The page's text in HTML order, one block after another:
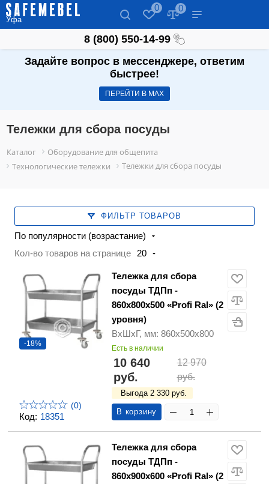
Уфа
0 0
8 (800) 550-14-99
Задайте вопрос в мессенджере, ответим
быстрее!
ПЕРЕЙТИ В МАХ
Тележки для сбора посуды
Каталог
Оборудование для общепита
Технологические тележки
Тележки для сбора посуды
ФИЛЬТР ТОВАРОВ
По популярности (возрастание)
Кол-во товаров на странице
20
Код: 18351
-18%
(0)
Тележка для сбора
посуды ТДПп -
860х800х500 «Profi Ral» (2
уровня)
ВхШхГ, мм: 860х500х800
Есть в наличии
10 640
руб.
12 970
руб.
Выгода 2 330 руб.
В корзину
Тележка для сбора
посуды ТДПп -
860х900х600 «Profi Ral» (2